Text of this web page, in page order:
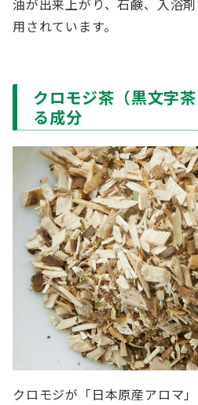
油が出来上がり、石鹸、入浴
用されています。
クロモジ茶（黒文字
る成分
クロモジが「日本原産アロマ